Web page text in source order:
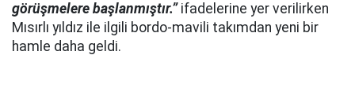
görüşmelere başlanmıştır.”ifadelerine yer verilirken
Mısırlı yıldız ile ilgili bordo-mavili takımdan yeni bir
hamle daha geldi.